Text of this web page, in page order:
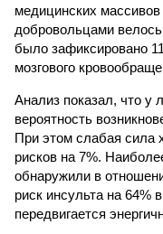
медицинских
добровольцами
было зафиксировано
мозгового
Анализ показал, что у
вероятность
При этом слабая сила
рисков на 7%.
обнаружили в
риск инсульта на 64%
передвигается